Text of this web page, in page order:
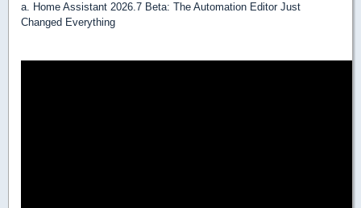
a. Home Assistant 2026.7 Beta: The Automation Editor Just
Changed Everything